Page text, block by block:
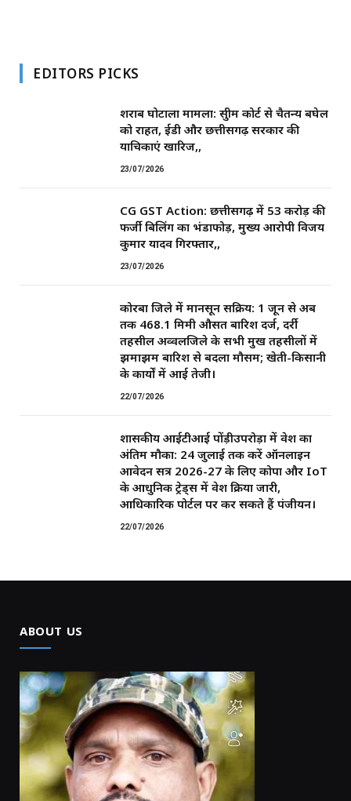
EDITORS PICKS
शराब घोटाला मामला: सुप्रीम कोर्ट से चैतन्य बघेल
को राहत, ईडी और छत्तीसगढ़ सरकार की
याचिकाएं खारिज,,
23/07/2026
CG GST Action: छत्तीसगढ़ में 53 करोड़ की
फर्जी बिलिंग का भंडाफोड़, मुख्य आरोपी विजय
कुमार यादव गिरफ्तार,,
23/07/2026
कोरबा जिले में मानसून सक्रिय: 1 जून से अब
तक 468.1 मिमी औसत बारिश दर्ज, दर्री
तहसील अव्वलजिले के सभी प्रमुख तहसीलों में
झमाझम बारिश से बदला मौसम; खेती-किसानी
के कार्यों में आई तेजी।
22/07/2026
शासकीय आईटीआई पोंड़ीउपरोड़ा में प्रवेश का
अंतिम मौका: 24 जुलाई तक करें ऑनलाइन
आवेदन सत्र 2026-27 के लिए कोपा और IoT
के आधुनिक ट्रेड्स में प्रवेश प्रक्रिया जारी,
आधिकारिक पोर्टल पर कर सकते हैं पंजीयन।
22/07/2026
ABOUT US